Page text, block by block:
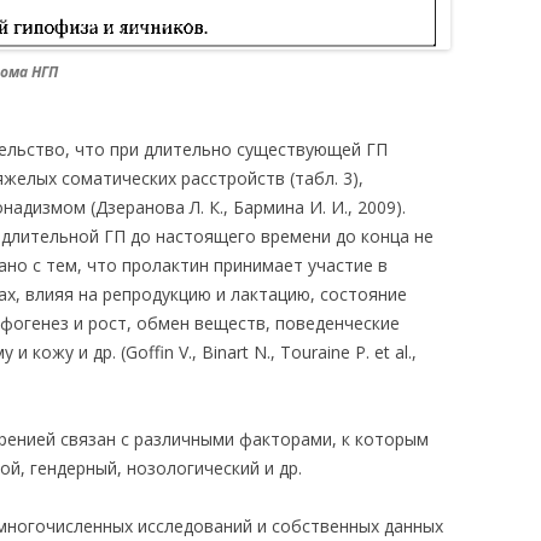
НГП
что при длительно существующей ГП
соматических расстройств (табл. 3),
(Дзеранова Л. К., Бармина И. И., 2009).
ГП до настоящего времени до конца не
с тем, что пролактин принимает участие в
влияя на репродукцию и лактацию, состояние
и рост, обмен веществ, поведенческие
и кожу и др. (Goffin V., Binart N., Touraine P. et al.,
связан с различными факторами, к которым
гендерный, нозологический и др.
исследований и собственных данных